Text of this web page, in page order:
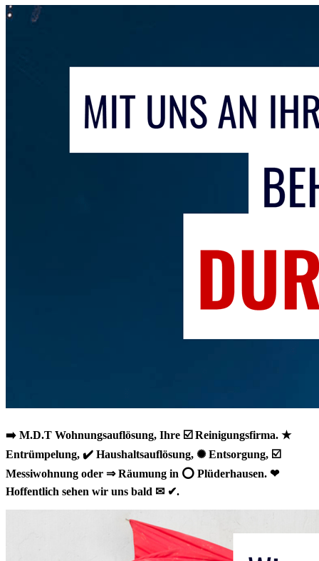
➡️ M.D.T Wohnungsauflösung, Ihre ☑️ Reinigungsfirma. ★
Entrümpelung, ✔️ Haushaltsauflösung, ✺ Entsorgung, ☑️
Messiwohnung oder ⇒ Räumung in ⭕ Plüderhausen. ❤
Hoffentlich sehen wir uns bald ✉ ✔.